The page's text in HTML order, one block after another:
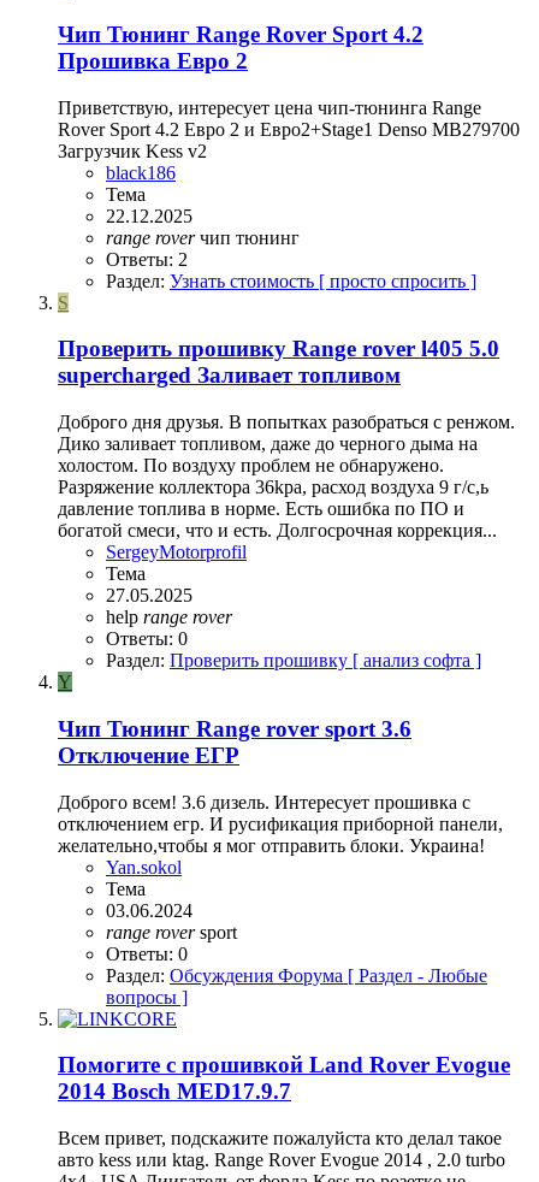
Чип Тюнинг Range Rover Sport 4.2
Прошивка Евро 2
Приветствую, интересует цена чип-тюнинга Range
Rover Sport 4.2 Евро 2 и Евро2+Stage1 Denso MB279700
Загрузчик Kess v2
black186
Тема
22.12.2025
range rover чип тюнинг
Ответы: 2
Раздел: Узнать стоимость [ просто спросить ]
S
Проверить прошивку Range rover l405 5.0
supercharged Заливает топливом
Доброго дня друзья. В попытках разобраться с ренжом.
Дико заливает топливом, даже до черного дыма на
холостом. По воздуху проблем не обнаружено.
Разряжение коллектора 36kpa, расход воздуха 9 г/с,ь
давление топлива в норме. Есть ошибка по ПО и
богатой смеси, что и есть. Долгосрочная коррекция...
SergeyMotorprofil
Тема
27.05.2025
help range rover
Ответы: 0
Раздел: Проверить прошивку [ анализ софта ]
Y
Чип Тюнинг Range rover sport 3.6
Отключение ЕГР
Доброго всем! 3.6 дизель. Интересует прошивка с
отключением егр. И русификация приборной панели,
желательно,чтобы я мог отправить блоки. Украина!
Yan.sokol
Тема
03.06.2024
range rover sport
Ответы: 0
Раздел: Обсуждения Форума [ Раздел - Любые
вопросы ]
Помогите с прошивкой Land Rover Evogue
2014 Bosch MED17.9.7
Всем привет, подскажите пожалуйста кто делал такое
авто kess или ktag. Range Rover Evogue 2014 , 2.0 turbo